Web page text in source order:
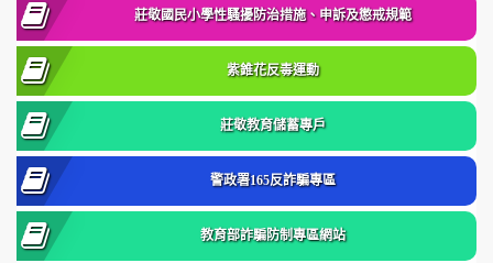
莊敬國民小學性騷擾防治措施、申訴及懲戒規範
紫錐花反毒運動
莊敬教育儲蓄專戶
警政署165反詐騙專區
教育部詐騙防制專區網站